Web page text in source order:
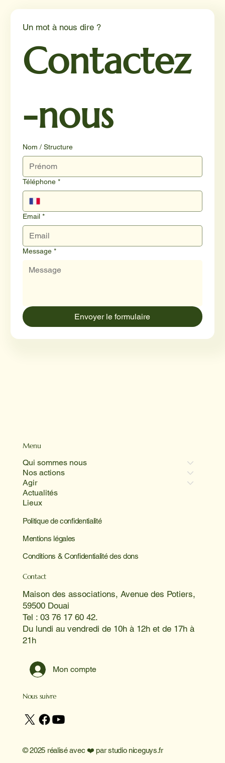
Menu
Qui sommes nous
Nos actions
Agir
Actualités
Lieux
Politique de confidentialité
Mentions légales
Conditions & Confidentialité des dons
Contact
Maison des associations, Avenue des Potiers,
59500 Douai
Tel : 03 76 17 60 42.
Du lundi au vendredi de 10h à 12h et de 17h à
21h
Mon compte
Nous suivre
© 2025 réalisé avec ❤️ parstudio niceguys.fr
Un mot à nous dire ?
Contactez
-nous
Nom / Structure
Téléphone *
Email *
Message *
Envoyer le formulaire